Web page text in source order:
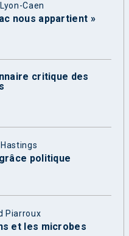
Caen
nous appartient »
critique des
politique
Piarroux
et les microbes